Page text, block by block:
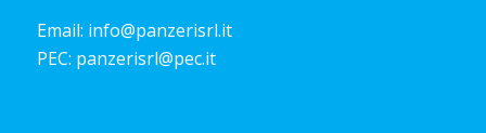
Email: info@panzerisrl.it
PEC: panzerisrl@pec.it